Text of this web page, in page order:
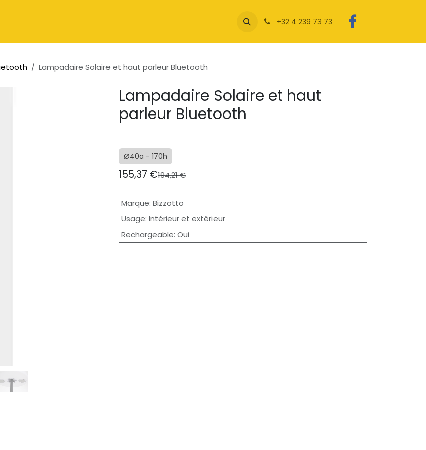
+32 4 239 73 73
Lampadaire Solaire et haut parleur Bluetooth
Lampadaire Solaire et haut
parleur Bluetooth
Ø40a - 170h
155,37 €194,21€
Marque: Bizzotto
Usage: Intérieur et extérieur
Rechargeable: Oui